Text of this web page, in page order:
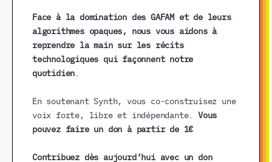
Face à la domination des GAFAM et de leurs
algorithmes opaques, nous vous aidons à
reprendre la main sur les récits
technologiques qui façonnent notre
quotidien .
En soutenant Synth, vous co-construisez une
voix forte, libre et indépendante.Vous
pouvez faire un don à partir de 1€
Contribuez dès aujourd’hui avec un don